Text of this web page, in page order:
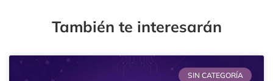
También te interesarán
SIN CATEGORÍA